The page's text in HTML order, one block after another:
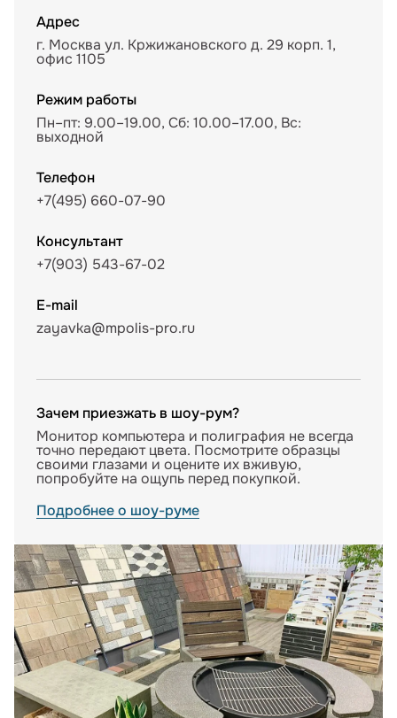
Адрес
г. Москва ул. Кржижановского д. 29 корп. 1,
офис 1105
Режим работы
Пн–пт: 9.00–19.00, Сб: 10.00–17.00, Вс:
выходной
Телефон
+7(495) 660-07-90
Консультант
+7(903) 543-67-02
E-mail
zayavka@mpolis-pro.ru
Зачем приезжать в шоу-рум?
Монитор компьютера и полиграфия не всегда
точно передают цвета. Посмотрите образцы
своими глазами и оцените их вживую,
попробуйте на ощупь перед покупкой.
Подробнее о шоу-руме